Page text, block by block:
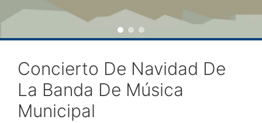
Concierto De Navidad De
La Banda De Música
Municipal